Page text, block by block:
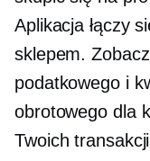
Aplikacja łączy
sklepem.
podatkowego i
obrotowego dla
Twoich